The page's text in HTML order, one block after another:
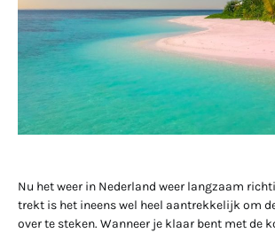
Nu het weer in Nederland weer langzaam
trekt is het ineens wel heel aantrekkelijk om
over te steken. Wanneer je klaar bent met de